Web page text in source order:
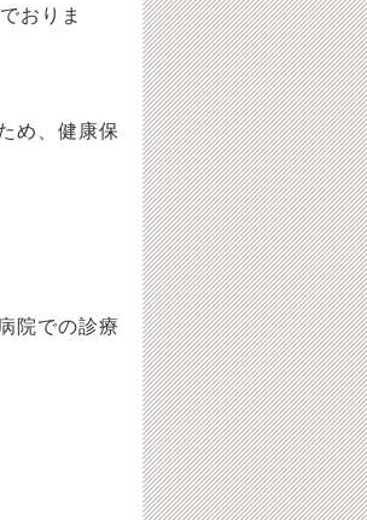
おりま
め、健康保
院での診療